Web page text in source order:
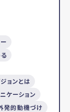
ョンとは
ケーション
発的動機づけ